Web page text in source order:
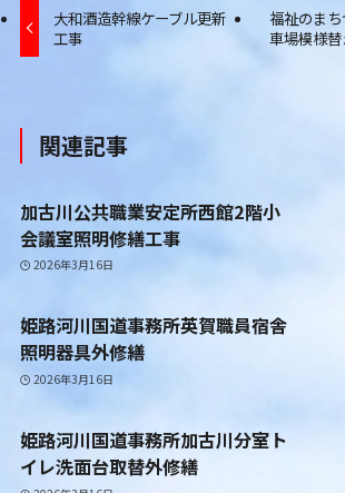
大和酒造幹線ケーブル更新
工事
福祉のま
車場模様
関連記事
加古川公共職業安定所西館2階小
会議室照明修繕工事
2026年3月16日
姫路河川国道事務所英賀職員宿舎
照明器具外修繕
2026年3月16日
姫路河川国道事務所加古川分室ト
イレ洗面台取替外修繕